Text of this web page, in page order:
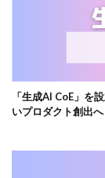
「生成AI CoE」を
いプロダクト創出